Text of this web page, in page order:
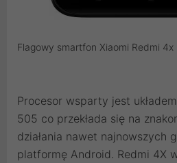
Flagowy smartfon Xiaomi Redmi 4x
Procesor wsparty jest
505 co przekłada się na
działania nawet najnowszych
platformę Android. Redmi 4X